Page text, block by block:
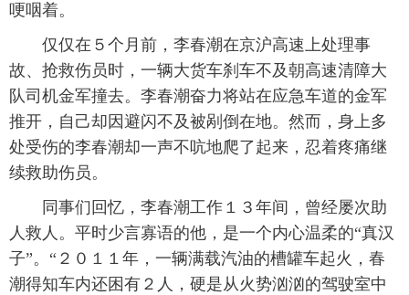
哽咽着。
仅仅在５个月前，李春潮在京沪高速上处理事
故、抢救伤员时，一辆大货车刹车不及朝高速清障大
队司机金军撞去。李春潮奋力将站在应急车道的金军
推开，自己却因避闪不及被剐倒在地。然而，身上多
处受伤的李春潮却一声不吭地爬了起来，忍着疼痛继
续救助伤员。
同事们回忆，李春潮工作１３年间，曾经屡次助
人救人。平时少言寡语的他，是一个内心温柔的“真汉
子”。“２０１１年，一辆满载汽油的槽罐车起火，春
潮得知车内还困有２人，硬是从火势汹汹的驾驶室中